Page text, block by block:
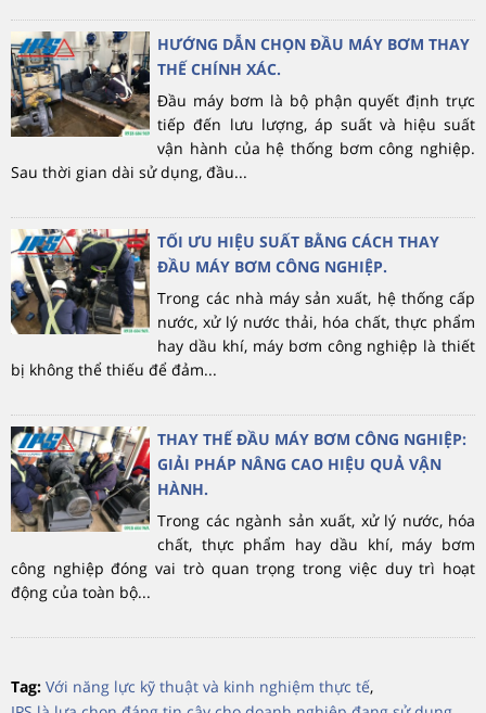
HƯỚNG DẪN CHỌN ĐẦU MÁY BƠM THAY
THẾ CHÍNH XÁC.
Đầu máy bơm là bộ phận quyết định trực
tiếp đến lưu lượng, áp suất và hiệu suất
vận hành của hệ thống bơm công nghiệp.
Sau thời gian dài sử dụng, đầu...
TỐI ƯU HIỆU SUẤT BẰNG CÁCH THAY
ĐẦU MÁY BƠM CÔNG NGHIỆP.
Trong các nhà máy sản xuất, hệ thống cấp
nước, xử lý nước thải, hóa chất, thực phẩm
hay dầu khí, máy bơm công nghiệp là thiết
bị không thể thiếu để đảm...
THAY THẾ ĐẦU MÁY BƠM CÔNG NGHIỆP:
GIẢI PHÁP NÂNG CAO HIỆU QUẢ VẬN
HÀNH.
Trong các ngành sản xuất, xử lý nước, hóa
chất, thực phẩm hay dầu khí, máy bơm
công nghiệp đóng vai trò quan trọng trong việc duy trì hoạt
động của toàn bộ...
Tag: Với năng lực kỹ thuật và kinh nghiệm thực tế,